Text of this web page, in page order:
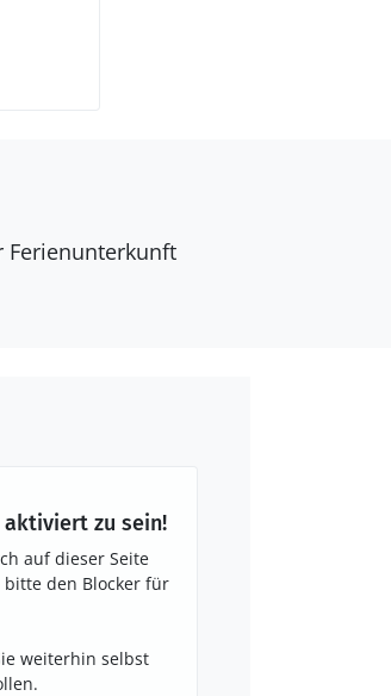
Ferienunterkunft
zu sein!
auf dieser Seite
den Blocker für
weiterhin selbst